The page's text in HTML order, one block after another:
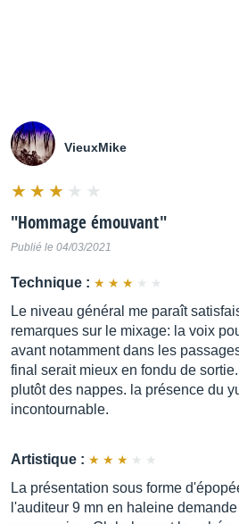
VieuxMike
"Hommage émouvant"
Publié le 04/03/2021
Technique :
Le niveau général me paraît
remarques sur le mixage: la voix
avant notamment dans les
final serait mieux en fondu de
plutôt des nappes. la présence du
incontournable.
Artistique :
La présentation sous forme
l'auditeur 9 mn en haleine